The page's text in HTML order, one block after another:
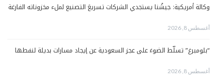
وكالة أمريكية: جيشُنا يستجدي الشركات تسريعَ التصنيع لملء مخزوناته الفارغة
أغسطس 8, 2026
“بلومبرغ” تسلّط الضوءَ على عجز السعودية عن إيجاد مسارات بديلة لنفطها
أغسطس 8, 2026